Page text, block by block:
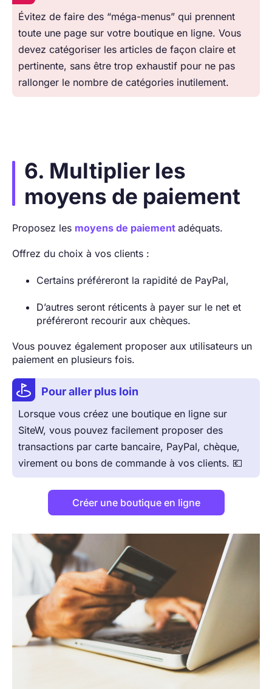
Évitez de faire des “méga-menus” qui prennent
toute une page sur votre boutique en ligne. Vous
devez catégoriser les articles de façon claire et
pertinente, sans être trop exhaustif pour ne pas
rallonger le nombre de catégories inutilement.
6. Multiplier les
moyens de paiement
Proposez les moyens de paiement adéquats.
Offrez du choix à vos clients :
Certains préféreront la rapidité de PayPal,
D’autres seront réticents à payer sur le net et
préféreront recourir aux chèques.
Vous pouvez également proposer aux utilisateurs un
paiement en plusieurs fois.
Pour aller plus loin
Lorsque vous créez une boutique en ligne sur
SiteW, vous pouvez facilement proposer des
transactions par carte bancaire, PayPal, chèque,
virement ou bons de commande à vos clients. 💶
Créer une boutique en ligne